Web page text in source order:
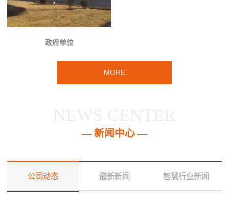
政府单位
MORE
— 新闻中心 —
公司动态 最新新闻 智慧行业新闻